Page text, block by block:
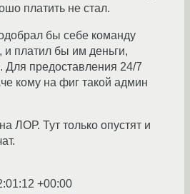
платить не стал.
бы себе команду
и платил бы им деньги,
Для предоставления 24/7
кому на фиг такой админ
ЛОР. Тут только опустят и
+00:00